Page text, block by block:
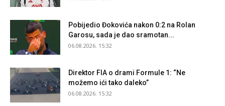
Pobijedio Đokovića nakon 0:2 na Rolan
Garosu, sada je dao sramotan...
06.08.2026. 15:32
Direktor FIA o drami Formule 1: “Ne
možemo ići tako daleko”
06.08.2026. 15:32